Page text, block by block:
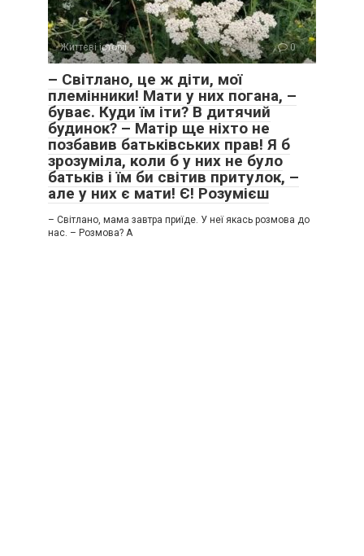
Життєві історії 0
– Світлано, це ж діти, мої
племінники! Мати у них погана, –
буває. Куди їм іти? В дитячий
будинок? – Матір ще ніхто не
позбавив батьківських прав! Я б
зрозуміла, коли б у них не було
батьків і їм би світив притулок, –
але у них є мати! Є! Розумієш
– Світлано, мама завтра приїде. У неї якась розмова до
нас. – Розмова? А